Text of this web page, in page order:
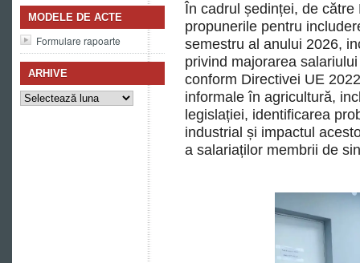
MODELE DE ACTE
Formulare rapoarte
ARHIVE
Arhive
În cadrul ședinței, de către
propunerile pentru
semestru al anului 2026,
privind majorarea
conform Directivei UE
informale în agricultură,
legislației, identificarea
industrial și impactul
a salariaților membrii de